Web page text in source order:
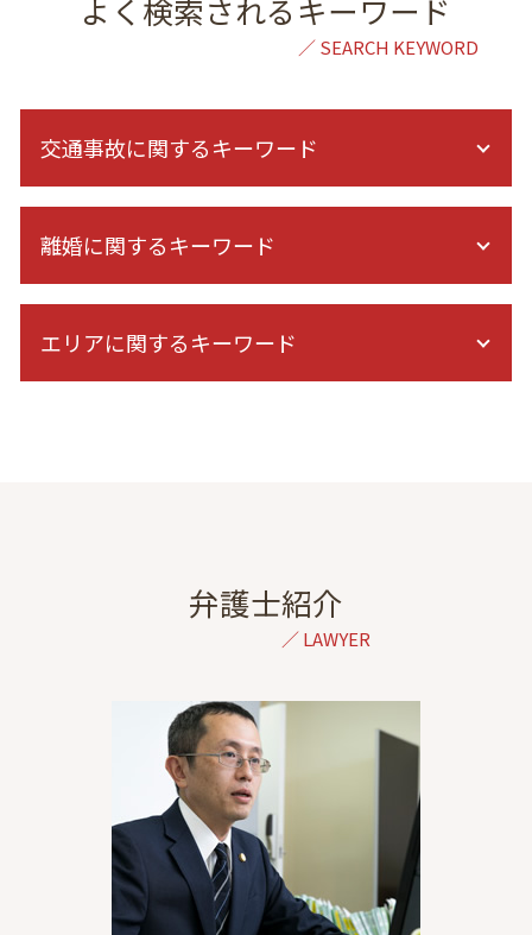
よく検索されるキーワード
交通事故に関するキーワード
交通事故 相手 無保険
交通事故 休業損害
交通事故 法律事務所
症状固定日 決め方
過失割合 納得できない
保険会社 休業補償
症状固定 診断書
後遺症 相談
交通事故 慰謝料 相場
離婚に関するキーワード
民法 親権
親権 裁判
離婚 調停 面会交流
養育費 払わない 公正証書
離婚 調停 応じない
遠距離 浮気
ドメスティックバイオレンス 相談
単身赴任 浮気
離婚 子供 親権
DV 離婚
財産分与 退職金
エリアに関するキーワード
交通事故 弁護士 相談 全国対応
一般民事 弁護士 相談 東京
離婚 弁護士 相談 千葉
離婚 弁護士 相談 栃木
交通事故 弁護士 相談 都内
離婚 弁護士 相談 東京
交通事故 弁護士 相談 東京
成年後見 弁護士 相談 東京
離婚 弁護士 相談 神奈川
成年後見 弁護士 相談 港区
債務整理 弁護士 相談 東京
弁護士紹介